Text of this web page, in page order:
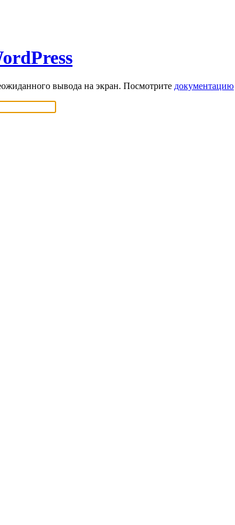
вывода на экран. Посмотрите документацию